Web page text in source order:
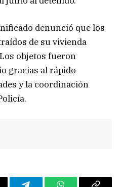
denunció que los
de su vivienda
objetos fueron
gracias al rápido
y la coordinación